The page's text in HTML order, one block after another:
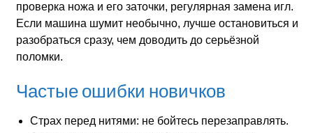
проверка ножа и его заточки, регулярная замена игл.
Если машина шумит необычно, лучше остановиться и
разобраться сразу, чем доводить до серьёзной
поломки.
Частые ошибки новичков
Страх перед нитями: не бойтесь перезаправлять.